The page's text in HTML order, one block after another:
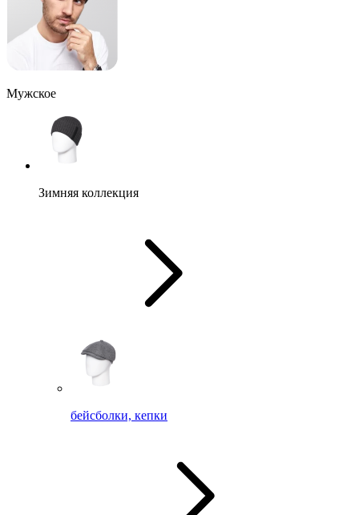
Мужское
Зимняя коллекция
бейсболки, кепки